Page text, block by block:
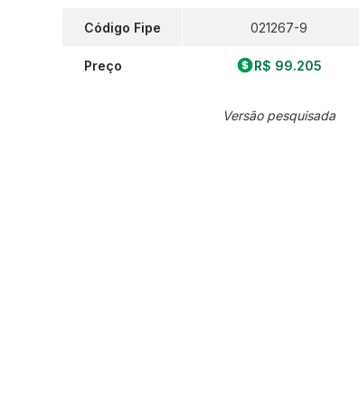
Código Fipe
Preço
021267-9
R$ 99.205
Versão pesquisada